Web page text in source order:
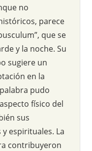
no
parece
que se
y la noche. Su
sugiere un
en la
pudo
físico del
sus
espirituales. La
contribuyeron